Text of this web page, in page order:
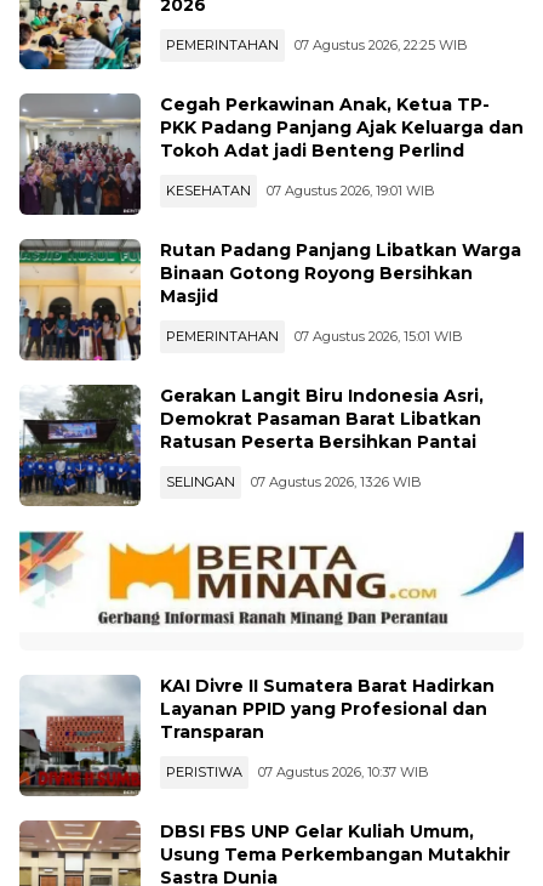
PWI payakumbuh - Lima Puluh Kota
Bentuk Kepanitian Konfercab dan OKK
PEMERINTAHAN 07 Agustus 2026, 22:25 WIB
Cegah Perkawinan Anak, Ketua TP-
PKK Padang Panjang Ajak Keluarga dan
Tokoh Adat jadi Benteng Perlind
KESEHATAN 07 Agustus 2026, 19:01 WIB
Rutan Padang Panjang Libatkan Warga
Binaan Gotong Royong Bersihkan
PEMERINTAHAN 07 Agustus 2026, 15:01 WIB
Gerakan Langit Biru Indonesia Asri,
Demokrat Pasaman Barat Libatkan
Ratusan Peserta Bersihkan Pantai
KAI Divre II Sumatera Barat Hadirkan
Layanan PPID yang Profesional dan
PERISTIWA 07 Agustus 2026, 10:37 WIB